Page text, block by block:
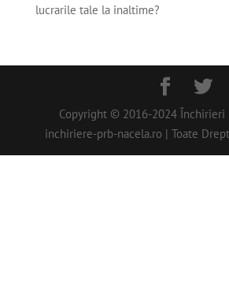
lucrarile tale la inaltime?
Copyright © 2016-2024 Închirieri
inchiriere-prb-nacela.ro | Toate